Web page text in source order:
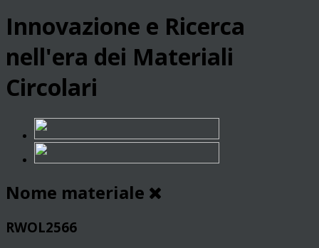
Innovazione e Ricerca
nell'era dei Materiali
Circolari
Nome materiale
RWOL2566